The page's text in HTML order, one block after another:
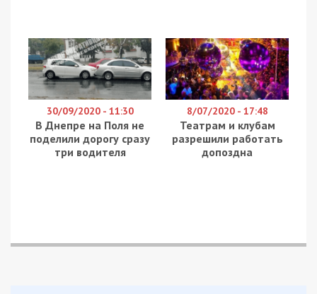
“Добрый день! Сегодня были обстрелы со стороны
Донбасса, и они попали на Днепр. Мы сразу увидели: еще
агрессии – снимайте крупным планом, не давайте